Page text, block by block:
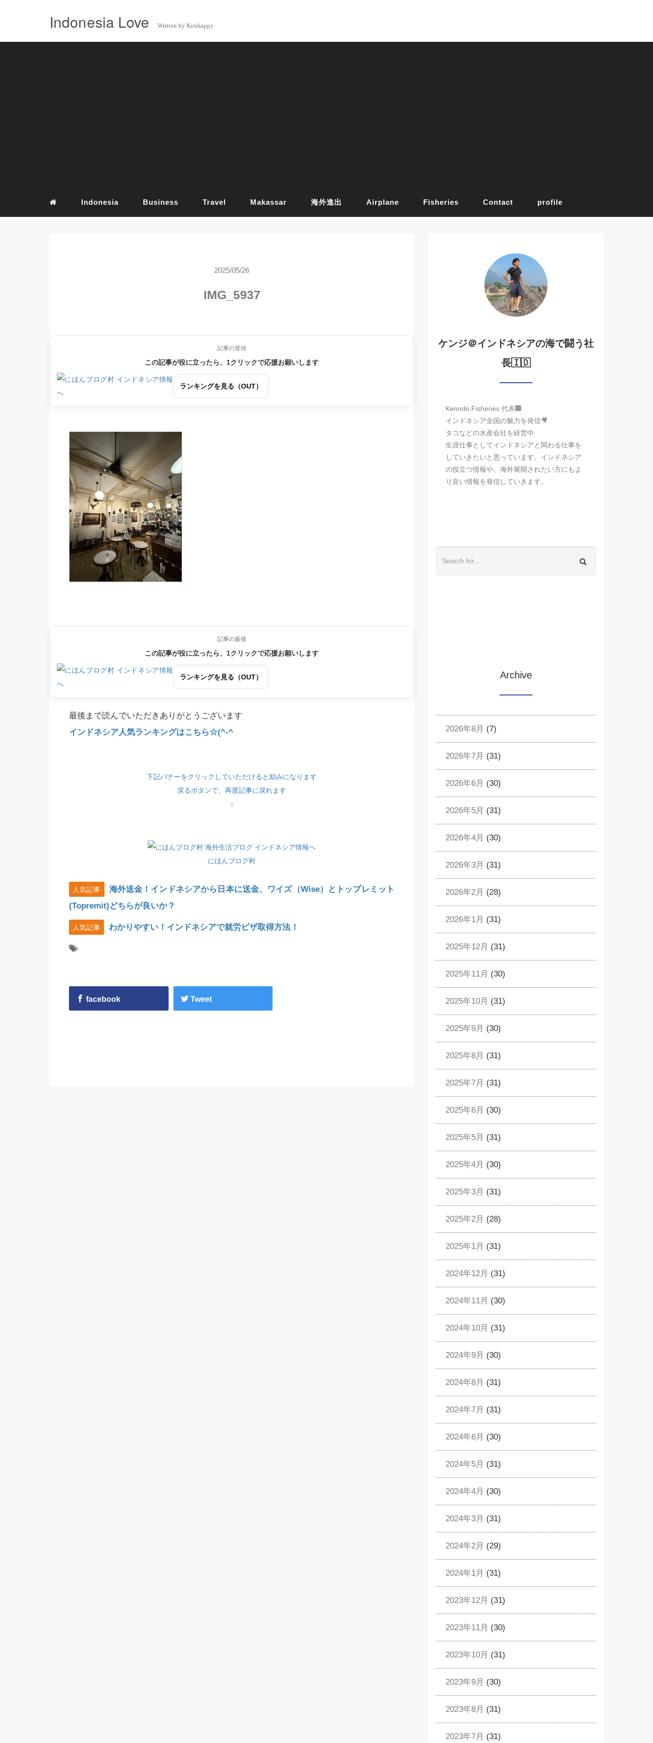
Indonesia Love Written by Kenhappy
Indonesia Business Travel Makassar 海外進出 Airplane Fisheries Contact profile
2025/05/26
IMG_5937
記事の冒頭
この記事が役に立ったら、1クリックで応援お願いします
ランキングを見る（OUT）
記事の最後
この記事が役に立ったら、1クリックで応援お願いします
ランキングを見る（OUT）
最後まで読んでいただきありがとうございます
インドネシア人気ランキングはこちら☆(^-^
下記バナーをクリックしていただけると励みになります
戻るボタンで、再度記事に戻れます
↓
にほんブログ村
人気記事
海外送金！インドネシアから日本に送金、ワイズ（Wise）とトップレミット
(Topremit)どちらが良いか？
人気記事 わかりやすい！インドネシアで就労ビザ取得方法！
facebook Tweet
ケンジ＠インドネシアの海で闘う社
長🇮🇩
Kenndo Fisheries 代表🏢
インドネシア全国の魅力を発信🎥
タコなどの水産会社を経営中
生涯仕事としてインドネシアと関わる仕事を
していきたいと思っています。インドネシア
の役立つ情報や、海外展開されたい方にもよ
り良い情報を発信していきます。
Archive
2026年8月 (7)
2026年7月 (31)
2026年6月 (30)
2026年5月 (31)
2026年4月 (30)
2026年3月 (31)
2026年2月 (28)
2026年1月 (31)
2025年12月 (31)
2025年11月 (30)
2025年10月 (31)
2025年9月 (30)
2025年8月 (31)
2025年7月 (31)
2025年6月 (30)
2025年5月 (31)
2025年4月 (30)
2025年3月 (31)
2025年2月 (28)
2025年1月 (31)
2024年12月 (31)
2024年11月 (30)
2024年10月 (31)
2024年9月 (30)
2024年8月 (31)
2024年7月 (31)
2024年6月 (30)
2024年5月 (31)
2024年4月 (30)
2024年3月 (31)
2024年2月 (29)
2024年1月 (31)
2023年12月 (31)
2023年11月 (30)
2023年10月 (31)
2023年9月 (30)
2023年8月 (31)
2023年7月 (31)